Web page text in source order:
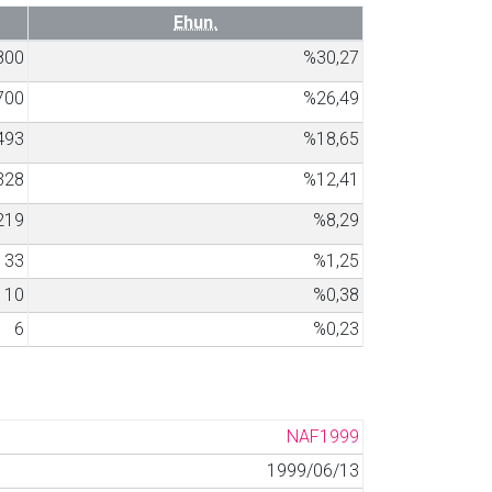
Ehun.
%30,27
%26,49
%18,65
%12,41
%8,29
33
%1,25
10
%0,38
6 %0,23
NAF1999
1999/06/13